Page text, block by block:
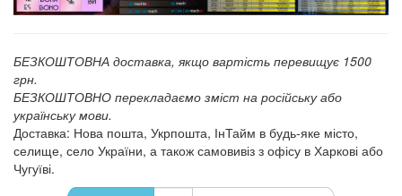
БЕЗКОШТОВНА доставка, якщо вартість перевищує 1500
грн.
БЕЗКОШТОВНО перекладаємо зміст на російську або
українську мови.
Доставка: Нова пошта, Укрпошта, ІнТайм в будь-яке місто,
селище, село України, а також самовивіз з офісу в Харкові або
Чугуїві.